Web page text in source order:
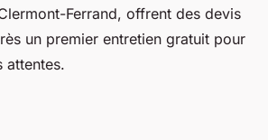
Ferrand, offrent des devis
un premier entretien gratuit pour
attentes.